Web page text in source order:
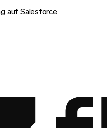
auf Salesforce